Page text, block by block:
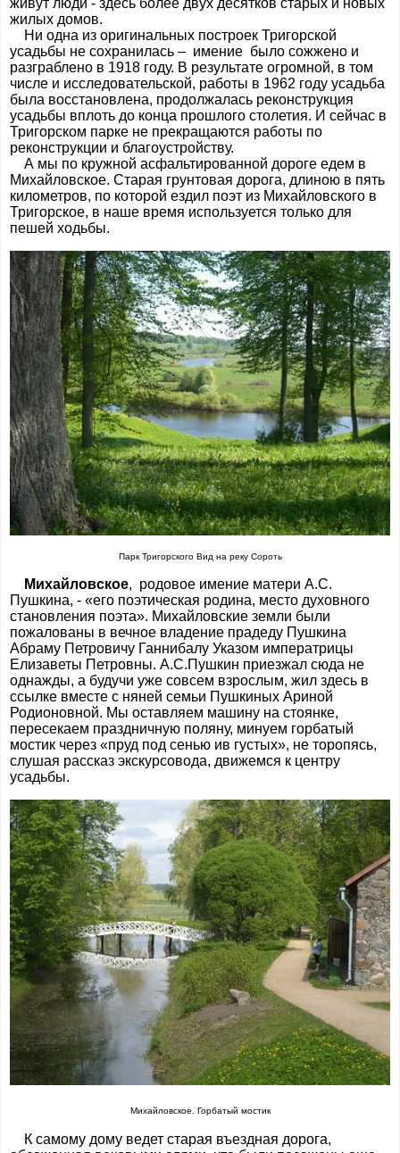
живут люди - здесь более двух десятков старых и новых
жилых домов.
Ни одна из оригинальных построек Тригорской
усадьбы не сохранилась – имение было сожжено и
разграблено в 1918 году. В результате огромной, в том
числе и исследовательской, работы в 1962 году усадьба
была восстановлена, продолжалась реконструкция
усадьбы вплоть до конца прошлого столетия. И сейчас в
Тригорском парке не прекращаются работы по
реконструкции и благоустройству.
А мы по кружной асфальтированной дороге едем в
Михайловское. Старая грунтовая дорога, длиною в пять
километров, по которой ездил поэт из Михайловского в
Тригорское, в наше время используется только для
пешей ходьбы.
Парк Тригорского Вид на реку Сороть
Михайловское, родовое имение матери А.С.
Пушкина, - «его поэтическая родина, место духовного
становления поэта». Михайловские земли были
пожалованы в вечное владение прадеду Пушкина
Абраму Петровичу Ганнибалу Указом императрицы
Елизаветы Петровны. А.С.Пушкин приезжал сюда не
однажды, а будучи уже совсем взрослым, жил здесь в
ссылке вместе с няней семьи Пушкиных Ариной
Родионовной. Мы оставляем машину на стоянке,
пересекаем праздничную поляну, минуем горбатый
мостик через «пруд под сенью ив густых», не торопясь,
слушая рассказ экскурсовода, движемся к центру
усадьбы.
Михайловское. Горбатый мостик
К самому дому ведет старая въездная дорога,